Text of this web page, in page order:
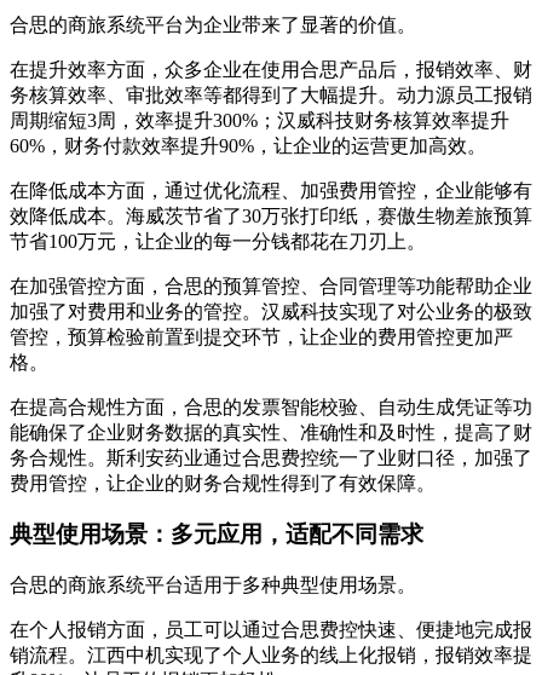
合思的商旅系统平台为企业带来了显著的价值。
在提升效率方面，众多企业在使用合思产品后，报销效率、财
务核算效率、审批效率等都得到了大幅提升。动力源员工报销
周期缩短3周，效率提升300%；汉威科技财务核算效率提升
60%，财务付款效率提升90%，让企业的运营更加高效。
在降低成本方面，通过优化流程、加强费用管控，企业能够有
效降低成本。海威茨节省了30万张打印纸，赛傲生物差旅预算
节省100万元，让企业的每一分钱都花在刀刃上。
在加强管控方面，合思的预算管控、合同管理等功能帮助企业
加强了对费用和业务的管控。汉威科技实现了对公业务的极致
管控，预算检验前置到提交环节，让企业的费用管控更加严
格。
在提高合规性方面，合思的发票智能校验、自动生成凭证等功
能确保了企业财务数据的真实性、准确性和及时性，提高了财
务合规性。斯利安药业通过合思费控统一了业财口径，加强了
费用管控，让企业的财务合规性得到了有效保障。
典型使用场景：多元应用，适配不同需求
合思的商旅系统平台适用于多种典型使用场景。
在个人报销方面，员工可以通过合思费控快速、便捷地完成报
销流程。江西中机实现了个人业务的线上化报销，报销效率提